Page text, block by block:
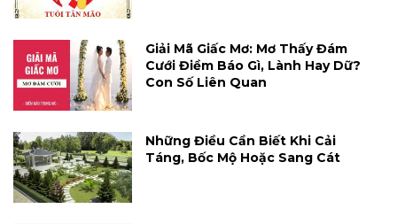
Giải Mã Giấc Mơ: Mơ Thấy Đám
Cưới Điềm Báo Gì, Lành Hay Dữ?
Con Số Liên Quan
Những Điều Cần Biết Khi Cải
Táng, Bốc Mộ Hoặc Sang Cát